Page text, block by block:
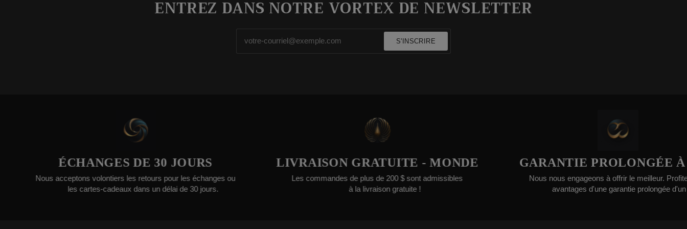
ENTREZ DANS NOTRE VORTEX DE NEWSLETTER
S'INSCRIRE
ÉCHANGES DE 30 JOURS
volontiers les retours pour les échanges ou
les cartes-cadeaux dans un délai de 30 jours.
LIVRAISON GRATUITE - MONDE
Les commandes de plus de 200 $ sont admissibles
à la livraison gratuite !
GARANTIE PROLONGÉE À 1 AN
Nous nous engageons à offrir le meilleur. Profitez des
avantages d'une garantie prolongée d'un an.